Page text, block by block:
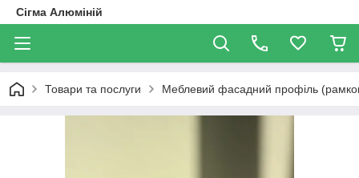
Сігма Алюміній
Товари та послуги Меблевий фасадний профіль